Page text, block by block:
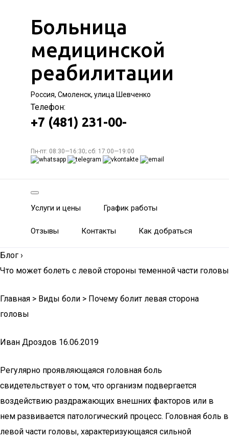
Больница
медицинской
реабилитации
Россия, Смоленск, улица Шевченко
Телефон:
+7 (481) 231-00-
Пн-пт: 08:30—16:30; сб: 17:00—19:00
Услуги и цены График работы
Отзывы Контакты Как добраться
Блог ›
Что может болеть с левой стороны теменной части головы
Главная > Виды боли > Почему болит левая сторона
головы
Иван Дроздов 16.06.2019
Регулярно проявляющаяся головная боль
свидетельствует о том, что организм подвергается
воздействию раздражающих внешних факторов или в
нем развивается патологический процесс. Головная боль в
левой части головы, характеризующаяся сильной